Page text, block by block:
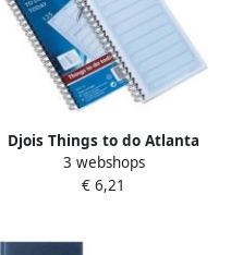
Djois Things to do Atlanta
recycled papier Today
140x297mm 125vel 70gr
3 webshops
€ 6,21